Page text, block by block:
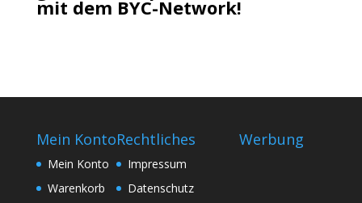
mit dem BYC-Network!
Mein Konto
Mein Konto
Warenkorb
Rechtliches
Impressum
Datenschutz
Werbung